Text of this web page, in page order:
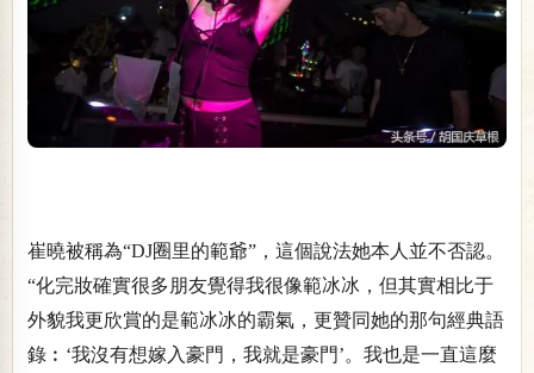
崔曉被稱為“DJ圈里的範爺”，這個說法她本人並不否認。
“化完妝確實很多朋友覺得我很像範冰冰，但其實相比于
外貌我更欣賞的是範冰冰的霸氣，更贊同她的那句經典語
錄︰‘我沒有想嫁入豪門，我就是豪門’。我也是一直這麼